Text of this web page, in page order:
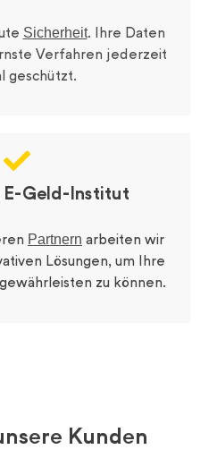
Sicherheit. Ihre Daten
Verfahren jederzeit
geschützt.
E-Geld-Institut
Partnern arbeiten wir
Lösungen, um Ihre
zu können.
Kunden